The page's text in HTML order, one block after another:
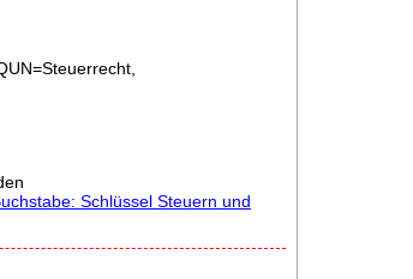
Schlüssel Steuern und